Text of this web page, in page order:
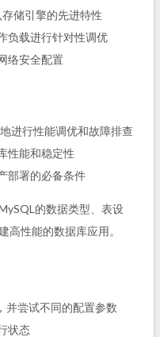
存储引擎的先进特性
负载进行针对性调优
络安全配置
进行性能调优和故障排查
性能和稳定性
部署的必备条件
的数据类型、表设
高性能的数据库应用。
并尝试不同的配置参数
状态